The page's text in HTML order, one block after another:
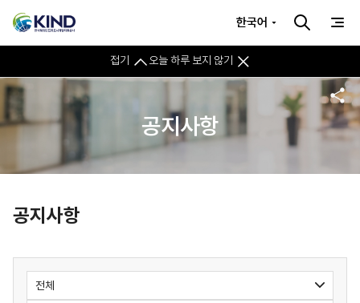
접기 오늘 하루 보지 않기
한국어
공지사항
공지사항